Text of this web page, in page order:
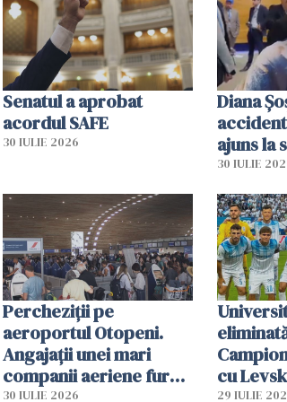
resursele"
Senatul a aprobat
acordul SAFE
30 IULIE 2026
Diana
ajuns la
30 IULIE
Percheziții pe
aeroportul Otopeni.
Angajații unei mari
companii aeriene furau
30 IULIE 2026
cu
29 IULIE